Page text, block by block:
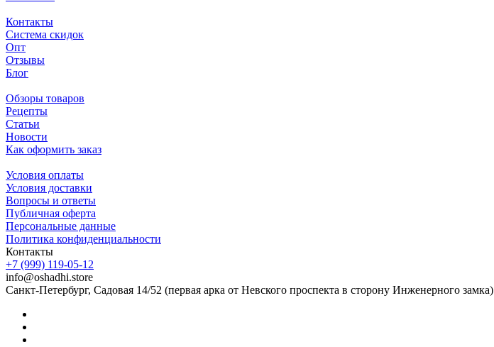
Контакты
Система скидок
Опт
Отзывы
Блог
Обзоры товаров
Рецепты
Статьи
Новости
Как оформить заказ
Условия оплаты
Условия доставки
Вопросы и ответы
Публичная оферта
Персональные данные
Политика конфиденциальности
Контакты
+7 (999) 119-05-12
info@oshadhi.store
Санкт-Петербург, Садовая 14/52 (первая арка от Невского проспекта в сторону Инженерного замка)